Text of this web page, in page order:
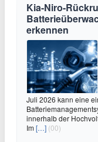
Kia-Niro-
erkennen
Juli 2026 kann eine
innerhalb der
Im[…] (00)